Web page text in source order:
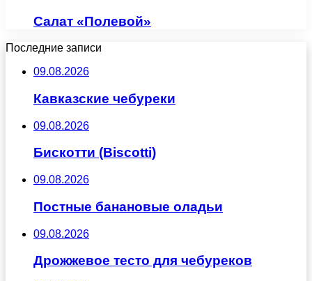
Салат «Полевой»
Последние записи
09.08.2026
Кавказские чебуреки
09.08.2026
Бискотти (Biscotti)
09.08.2026
Постные банановые оладьи
09.08.2026
Дрожжевое тесто для чебуреков